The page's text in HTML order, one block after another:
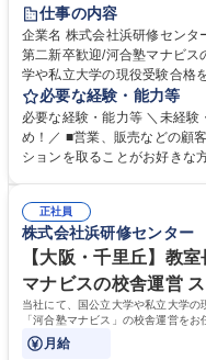
仕事の内容
企業名 株式会社浜研修センター 求人名 【大阪・茨木】教室長 ◆未経
第二新卒歓迎/河合塾マナビスの校舎運営 仕事の内容
学や私立大学の現役受験合格
塾マナビス」の校舎運営をお
行いますので未経験の方もご安心ください。 【
ト ■アシスタントアドバイザ
塾相談 ■予算・収支管理 ■集
ーが校舎を担当します。※講
ません。 募集職種 【大阪・茨木】教室長 ◆未経験・第二新卒歓迎/河合塾
マナビスの校舎運営
必要な経験・能力等
必要な経験・能力等 ＼未経
め！／ ■営業、販売などの顧
ションを取ることがお好きな方■
を経験しつつ、流れを把握。
心です。研修が充実しており
プも可能！教育に携わり続
す！ 学歴・資格 学歴：大
正社員
株式会社浜研修センター
【大阪・千里丘】教
マナビスの校舎運営
当社にて、国公立大学や私立大学
「河合塾マナビス」の校舎運営を
すので未経験の方もご安心ください。
月給